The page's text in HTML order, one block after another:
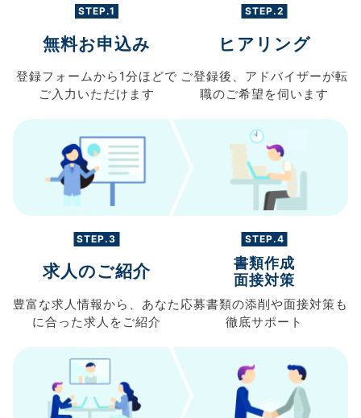
STEP.1
無料お申込み
登録フォームから 1分ほどで
ご入力 いただけます
STEP.2
ヒアリング
ご登録後、 アドバイザーが転
職のご希望を伺います
STEP.3
求人のご紹介
豊富な求人情報から、 あなた
に合った求人を ご紹介
STEP.4
書類作成
面接対策
応募書類の添削や面接対策も
徹底サポート